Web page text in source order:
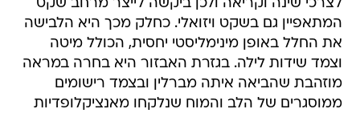
לצרכי שינה וקריאה ולכן ביקשה לייצר מרחב שקט
המתאפיין גם בשקט ויזואלי. כחלק מכך היא הלבישה
את החלל באופן מינימליסטי יחסית, הכולל מיטה
וצמד שידות לילה. בגזרת האבזור היא בחרה במראה
מוזהבת שהביאה איתה מברלין ובצמד רישומים
ממוסגרים של הלב והמוח שנלקחו מאנציקלופדיות